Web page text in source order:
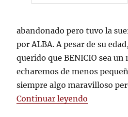
abandonado pero tuvo la
por ALBA. A pesar de su
querido que BENICIO sea un
echaremos de menos
siempre algo maravilloso
Continuar leyendo